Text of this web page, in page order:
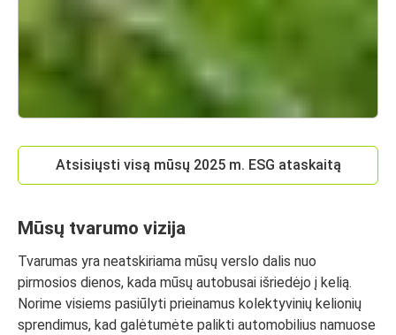
Atsisiųsti visą mūsų 2025 m. ESG ataskaitą
Mūsų tvarumo vizija
Tvarumas yra neatskiriama mūsų verslo dalis nuo
pirmosios dienos, kada mūsų autobusai išriedėjo į kelią.
Norime visiems pasiūlyti prieinamus kolektyvinių kelionių
sprendimus, kad galėtumėte palikti automobilius namuose